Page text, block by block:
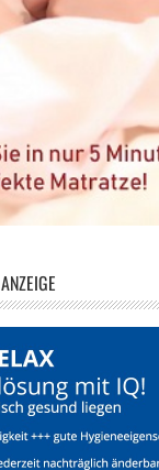
ANZEIGE